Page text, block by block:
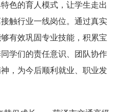
色的育人模式，让学生走出
触行业一线岗位。通过真实
有效巩固专业技能，积累宝
学们的责任意识、团队协作
，为今后顺利就业、职业发